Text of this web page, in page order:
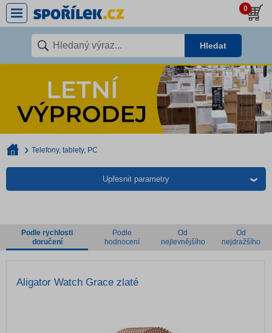
0
Hledat
Telefony, tablety, PC
Upřesnit parametry
Podle rychlosti
doručení
Podle
hodnocení
Od
nejlevnějšího
Od
nejdražšího
Aligator Watch Grace zlaté